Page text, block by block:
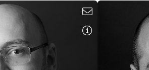
und nachhaltiges Bauen
Teamleiterin
Bauphysik
im Hochbau